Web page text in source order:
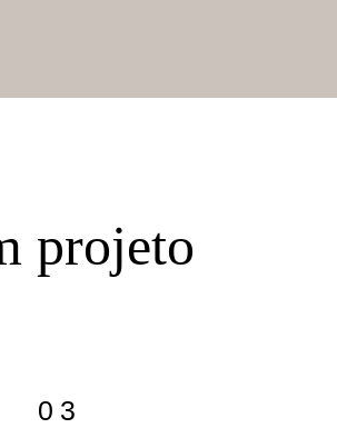
projeto
03